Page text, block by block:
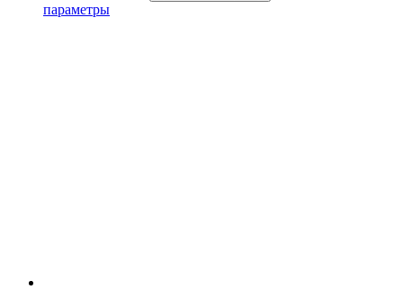
параметры